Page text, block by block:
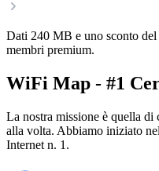
Dati 240 MB e uno sconto
membri premium.
WiFi Map - #1
La nostra missione è quella
alla volta. Abbiamo iniziato
Internet n. 1.